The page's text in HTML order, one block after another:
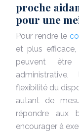
proche
pour une
Pour rendre le
et plus efficace,
peuvent être
flexibilité du
autant de
répondre aux
encourager à